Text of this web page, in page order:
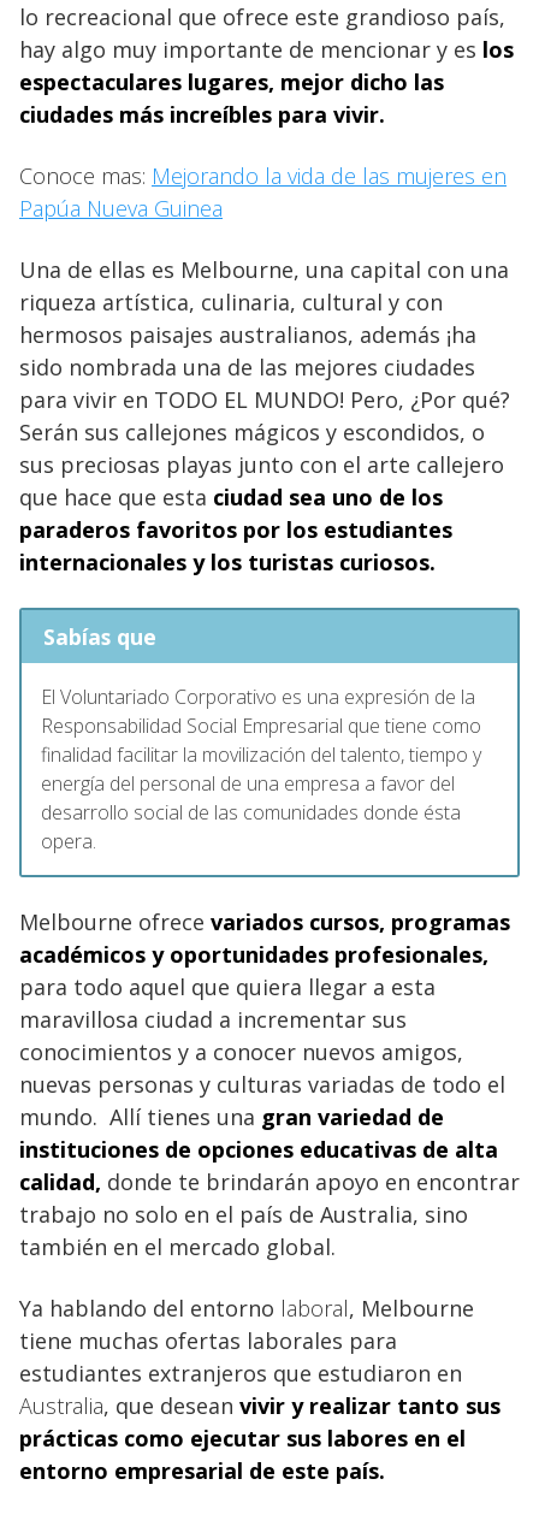
lo recreacional que ofrece este grandioso país,
hay algo muy importante de mencionar y es los
espectaculares lugares, mejor dicho las
ciudades más increíbles para vivir.
Conoce mas: Mejorando la vida de las mujeres en
Papúa Nueva Guinea
Una de ellas es Melbourne, una capital con una
riqueza artística, culinaria, cultural y con
hermosos paisajes australianos, además ¡ha
sido nombrada una de las mejores ciudades
para vivir en TODO EL MUNDO! Pero, ¿Por qué?
Serán sus callejones mágicos y escondidos, o
sus preciosas playas junto con el arte callejero
que hace que esta ciudad sea uno de los
paraderos favoritos por los estudiantes
internacionales y los turistas curiosos.
Sabías que
El Voluntariado Corporativo es una expresión de la
Responsabilidad Social Empresarial que tiene como
finalidad facilitar la movilización del talento, tiempo y
energía del personal de una empresa a favor del
desarrollo social de las comunidades donde ésta
opera.
Melbourne ofrece variados cursos, programas
académicos y oportunidades profesionales,
para todo aquel que quiera llegar a esta
maravillosa ciudad a incrementar sus
conocimientos y a conocer nuevos amigos,
nuevas personas y culturas variadas de todo el
mundo. Allí tienes una gran variedad de
instituciones de opciones educativas de alta
calidad, donde te brindarán apoyo en encontrar
trabajo no solo en el país de Australia, sino
también en el mercado global.
Ya hablando del entorno laboral, Melbourne
tiene muchas ofertas laborales para
estudiantes extranjeros que estudiaron en
Australia, que desean vivir y realizar tanto sus
prácticas como ejecutar sus labores en el
entorno empresarial de este país.